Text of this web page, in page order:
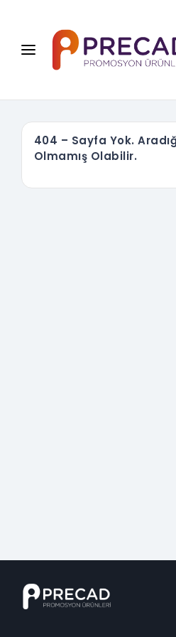
404 – Sayfa Yok.
Olmamış Olabilir.